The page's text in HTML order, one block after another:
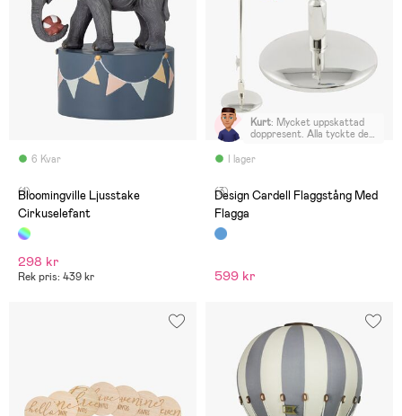
6 Kvar
(1)
Bloomingville Ljusstake
Cirkuselefant
298 kr
Rek pris: 439 kr
I lager
Kurt: Mycket uppskattad
doppresent. Alla tyckte den
barnet vid alla födelsedagar.
(3)
Design Cardell Flaggstång Med
Flagga
599 kr